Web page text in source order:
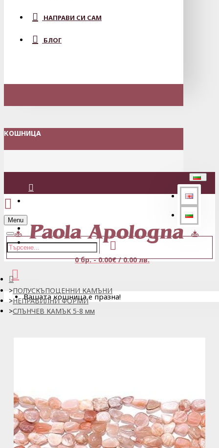
НАПРАВИ СИ САМ
БЛОГ
КОШНИЦА
Регистрация
Menu
0 бр. - 0.00€ / 0.00 лв.
Вашата кошница е празна!
ПОЛУСКЪПОЦЕННИ КАМЪНИ
НЕПРАВИЛНИ ФОРМИ
СЛЪНЧЕВ КАМЪК 5-8 мм